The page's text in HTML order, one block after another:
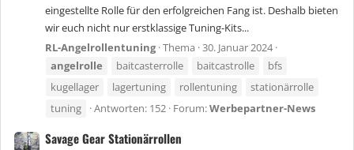
eingestellte Rolle für den erfolgreichen Fang ist. Deshalb bieten
wir euch nicht nur erstklassige Tuning-Kits...
RL-Angelrollentuning Thema 30. Januar 2024
angelrolle
baitcasterrolle baitcastrolle
bfs
kugellager
lagertuning rollentuning
stationärrolle
tuning
Antworten: 152 Forum:Werbepartner-News
Savage Gear Stationärrollen